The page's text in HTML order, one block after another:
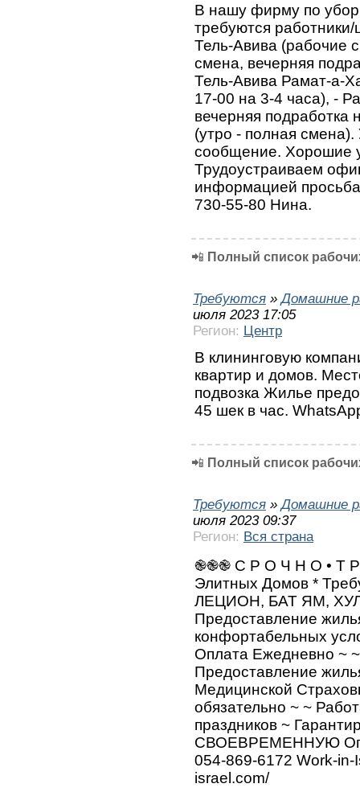
В нашу фирму по
требуются
Тель-Авива (рабочие
смена, вечерняя
Тель-Авива Рамат-а-
17-00 на 3-4 часа), -
вечерняя подработка
(утро - полная
сообщение. Хорошие
Трудоустраиваем
информацией
730-55-80 Нина.
📲 Полный список
Требуются »Домашние
июля 2023 17:05
Регион: Центр
В клининговую
квартир и домов.
подвозка Жилье
45 шек в час.
📲 Полный список
Требуются »Домашние
июля 2023 09:37
Регион: Вся страна
֎֎֎ С Р О Ч Н О • Т
Элитных Домов *
ЛЕЦИОН, БАТ ЯМ,
Предоставление
конфортабельных
Оплата Ежедневно ~
Предоставление
Медицинской
обязательно ~ ~
праздников ~
СВОЕВРЕМЕННУЮ
054-869-6172 Work-in-
israel.com/